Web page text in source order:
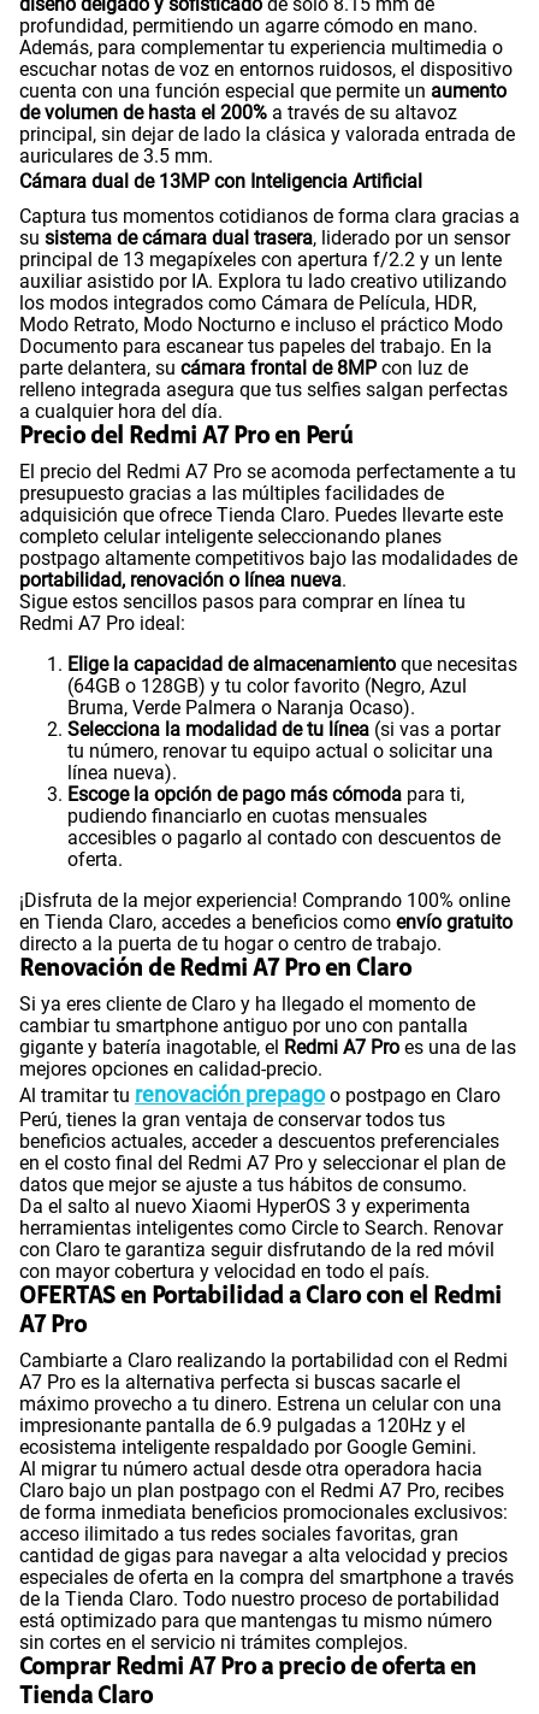
diseño delgado y sofisticado de solo 8.15 mm de
profundidad, permitiendo un agarre cómodo en mano.
Además, para complementar tu experiencia multimedia o
escuchar notas de voz en entornos ruidosos, el dispositivo
cuenta con una función especial que permite un aumento
de volumen de hasta el 200% a través de su altavoz
principal, sin dejar de lado la clásica y valorada entrada de
auriculares de 3.5 mm.
Cámara dual de 13MP con Inteligencia Artificial
Captura tus momentos cotidianos de forma clara gracias a
su sistema de cámara dual trasera, liderado por un sensor
principal de 13 megapíxeles con apertura f/2.2 y un lente
auxiliar asistido por IA. Explora tu lado creativo utilizando
los modos integrados como Cámara de Película, HDR,
Modo Retrato, Modo Nocturno e incluso el práctico Modo
Documento para escanear tus papeles del trabajo. En la
parte delantera, su cámara frontal de 8MPcon luz de
relleno integrada asegura que tus selfies salgan perfectas
a cualquier hora del día.
Precio del Redmi A7 Pro en Perú
El precio del Redmi A7 Pro se acomoda perfectamente a tu
presupuesto gracias a las múltiples facilidades de
adquisición que ofrece Tienda Claro. Puedes llevarte este
completo celular inteligente seleccionando planes
postpago altamente competitivos bajo las modalidades de
portabilidad, renovación o línea nueva.
Sigue estos sencillos pasos para comprar en línea tu
Redmi A7 Pro ideal:
Elige la capacidad de almacenamiento que necesitas
(64GB o 128GB) y tu color favorito (Negro, Azul
Bruma, Verde Palmera o Naranja Ocaso).
Selecciona la modalidad de tu línea (si vas a portar
tu número, renovar tu equipo actual o solicitar una
línea nueva).
Escoge la opción de pago más cómoda para ti,
pudiendo financiarlo en cuotas mensuales
accesibles o pagarlo al contado con descuentos de
oferta.
¡Disfruta de la mejor experiencia! Comprando 100% online
en Tienda Claro, accedes a beneficios como envío gratuito
directo a la puerta de tu hogar o centro de trabajo.
Renovación de Redmi A7 Pro en Claro
Si ya eres cliente de Claro y ha llegado el momento de
cambiar tu smartphone antiguo por uno con pantalla
gigante y batería inagotable, el Redmi A7 Pro es una de las
mejores opciones en calidad-precio.
Al tramitar tu renovación prepagoo postpago en Claro
Perú, tienes la gran ventaja de conservar todos tus
beneficios actuales, acceder a descuentos preferenciales
en el costo final del Redmi A7 Pro y seleccionar el plan de
datos que mejor se ajuste a tus hábitos de consumo.
Da el salto al nuevo Xiaomi HyperOS 3 y experimenta
herramientas inteligentes como Circle to Search. Renovar
con Claro te garantiza seguir disfrutando de la red móvil
con mayor cobertura y velocidad en todo el país.
OFERTAS en Portabilidad a Claro con el Redmi
A7 Pro
Cambiarte a Claro realizando la portabilidad con el Redmi
A7 Pro es la alternativa perfecta si buscas sacarle el
máximo provecho a tu dinero. Estrena un celular con una
impresionante pantalla de 6.9 pulgadas a 120Hz y el
ecosistema inteligente respaldado por Google Gemini.
Al migrar tu número actual desde otra operadora hacia
Claro bajo un plan postpago con el Redmi A7 Pro, recibes
de forma inmediata beneficios promocionales exclusivos:
acceso ilimitado a tus redes sociales favoritas, gran
cantidad de gigas para navegar a alta velocidad y precios
especiales de oferta en la compra del smartphone a través
de la Tienda Claro. Todo nuestro proceso de portabilidad
está optimizado para que mantengas tu mismo número
sin cortes en el servicio ni trámites complejos.
Comprar Redmi A7 Pro a precio de oferta en
Tienda Claro